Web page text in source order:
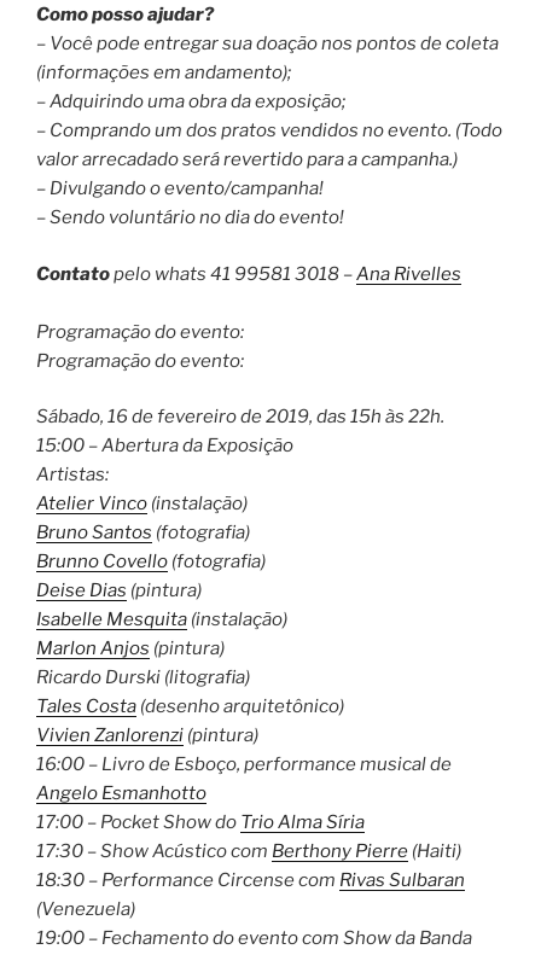
Como posso ajudar?
– Você pode entregar sua doação nos pontos de coleta
(informações em andamento);
– Adquirindo uma obra da exposição;
– Comprando um dos pratos vendidos no evento. (Todo
valor arrecadado será revertido para a campanha.)
– Divulgando o evento/campanha!
– Sendo voluntário no dia do evento!
Contatopelo whats 41 99581 3018 –Ana Rivelles
Programação do evento:
Programação do evento:
Sábado, 16 de fevereiro de 2019, das 15h às 22h.
15:00 – Abertura da Exposição
Artistas:
Atelier Vinco (instalação)
Bruno Santos (fotografia)
Brunno Covello (fotografia)
Deise Dias (pintura)
Isabelle Mesquita (instalação)
Marlon Anjos (pintura)
Ricardo Durski (litografia)
Tales Costa (desenho arquitetônico)
Vivien Zanlorenzi (pintura)
16:00 – Livro de Esboço, performance musical de
Angelo Esmanhotto
17:00 – Pocket Show do Trio Alma Síria
17:30 – Show Acústico com Berthony Pierre (Haiti)
18:30 – Performance Circense com Rivas Sulbaran
(Venezuela)
19:00 – Fechamento do evento com Show da Banda